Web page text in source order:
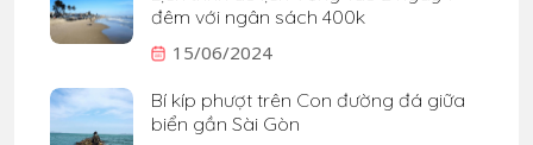
đêm với ngân sách 400k
15/06/2024
Bí kíp phượt trên Con đường đá giữa
biển gần Sài Gòn